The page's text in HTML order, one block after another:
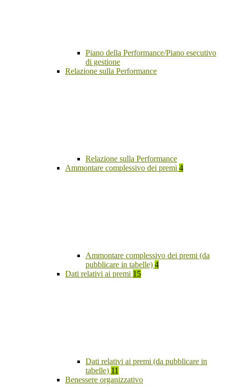
Piano della Performance/Piano esecutivo
di gestione
Relazione sulla Performance
Relazione sulla Performance
Ammontare complessivo dei premi 4
Ammontare complessivo dei premi (da
pubblicare in tabelle) 4
Dati relativi ai premi 15
Dati relativi ai premi (da pubblicare in
tabelle) 11
Benessere organizzativo